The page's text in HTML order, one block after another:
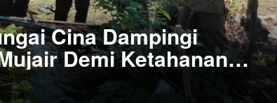
Cina Dampingi
Demi Ketahanan